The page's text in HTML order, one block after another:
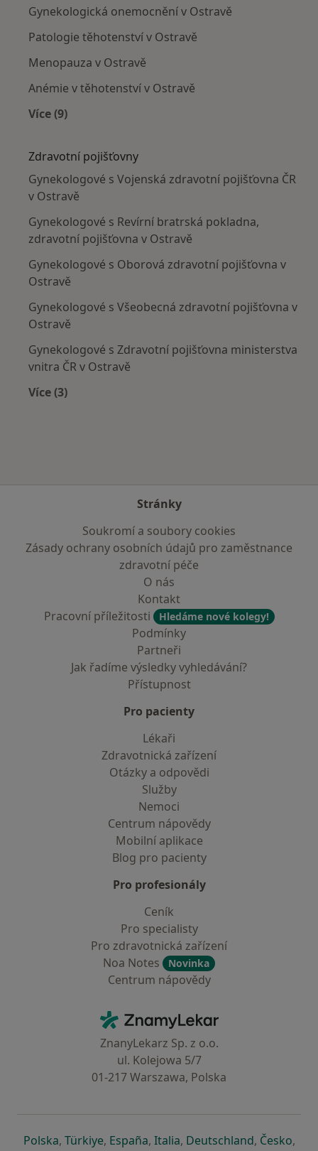
Gynekologická onemocnění v Ostravě
Patologie těhotenství v Ostravě
Menopauza v Ostravě
Anémie v těhotenství v Ostravě
Více (9)
Zdravotní pojišťovny
Gynekologové s Vojenská zdravotní pojišťovna ČR
v Ostravě
Gynekologové s Revírní bratrská pokladna,
zdravotní pojišťovna v Ostravě
Gynekologové s Oborová zdravotní pojišťovna v
Ostravě
Gynekologové s Všeobecná zdravotní pojišťovna v
Ostravě
Gynekologové s Zdravotní pojišťovna ministerstva
vnitra ČR v Ostravě
Více (3)
Stránky
Soukromí a soubory cookies
Zásady ochrany osobních údajů pro zaměstnance
zdravotní péče
O nás
Kontakt
Pracovní příležitosti
Hledáme nové kolegy!
Podmínky
Partneři
Jak řadíme výsledky vyhledávání?
Přístupnost
Pro pacienty
Lékaři
Zdravotnická zařízení
Otázky a odpovědi
Služby
Nemoci
Centrum nápovědy
Mobilní aplikace
Blog pro pacienty
Pro profesionály
Ceník
Pro specialisty
Pro zdravotnická zařízení
Noa Notes
Novinka
Centrum nápovědy
ZnamyLekar - Hlavní stránka
ZnanyLekarz Sp. z o.o.
ul. Kolejowa 5/7
01-217 Warszawa, Polska
Polskase otevře v nové záložce
, Türkiyese otevře v nové záložce
, Españase otevře v nové záložce
, Italiase otevře v nové záložce
, Deutschlandse otevře v
, Českose
,